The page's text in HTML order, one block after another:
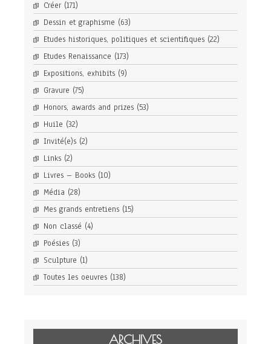
Créer (171)
Dessin et graphisme (63)
Etudes historiques, politiques et scientifiques (22)
Etudes Renaissance (173)
Expositions, exhibits (9)
Gravure (75)
Honors, awards and prizes (53)
Huile (32)
Invité(e)s (2)
Links (2)
Livres – Books (10)
Média (28)
Mes grands entretiens (15)
Non classé (4)
Poésies (3)
Sculpture (1)
Toutes les oeuvres (138)
ARCHIVES